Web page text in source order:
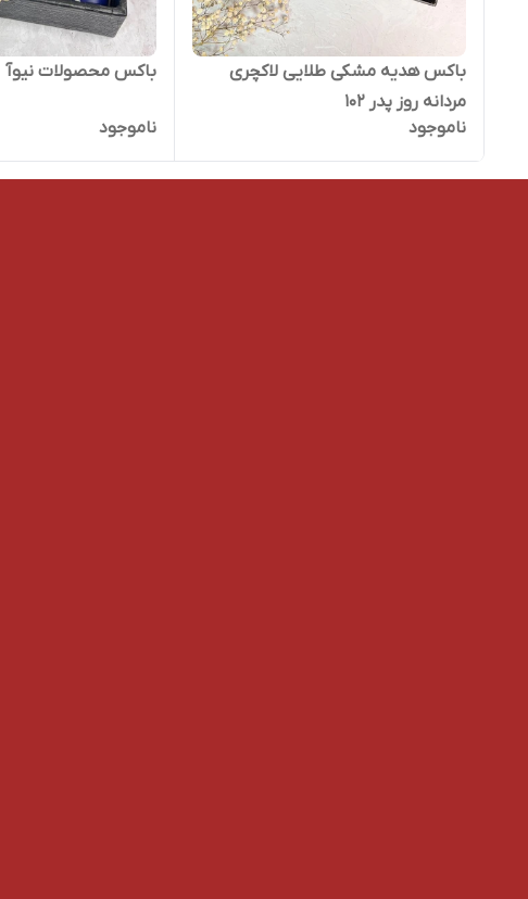
باکس هدیه مشکی طلایی لاکچری
مردانه روز پدر ۱۰۲
ناموجود
باکس محصولات نیوآ
ناموجود